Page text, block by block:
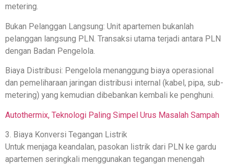
metering.
Bukan Pelanggan Langsung: Unit apartemen bukanlah
pelanggan langsung PLN. Transaksi utama terjadi antara PLN
dengan Badan Pengelola.
Biaya Distribusi: Pengelola menanggung biaya operasional
dan pemeliharaan jaringan distribusi internal (kabel, pipa, sub-
metering) yang kemudian dibebankan kembali ke penghuni.
Autothermix, Teknologi Paling Simpel Urus Masalah Sampah
3. Biaya Konversi Tegangan Listrik
Untuk menjaga keandalan, pasokan listrik dari PLN ke gardu
apartemen seringkali menggunakan tegangan menengah